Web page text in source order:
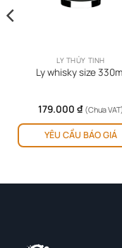
LY THỦY TINH
Ly whisky size
179.000 ₫ (Chưa VAT)
YÊU CẦU BÁO GIÁ